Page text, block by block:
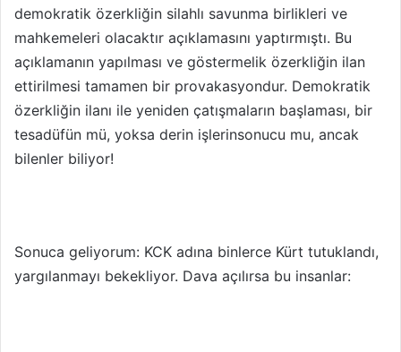
demokratik özerkliğin silahlı savunma birlikleri ve
mahkemeleri olacaktır açıklamasını yaptırmıştı. Bu
açıklamanın yapılması ve göstermelik özerkliğin ilan
ettirilmesi tamamen bir provakasyondur. Demokratik
özerkliğin ilanı ile yeniden çatışmaların başlaması, bir
tesadüfün mü, yoksa derin işlerinsonucu mu, ancak
bilenler biliyor!
Sonuca geliyorum: KCK adına binlerce Kürt tutuklandı,
yargılanmayı bekekliyor. Dava açılırsa bu insanlar: